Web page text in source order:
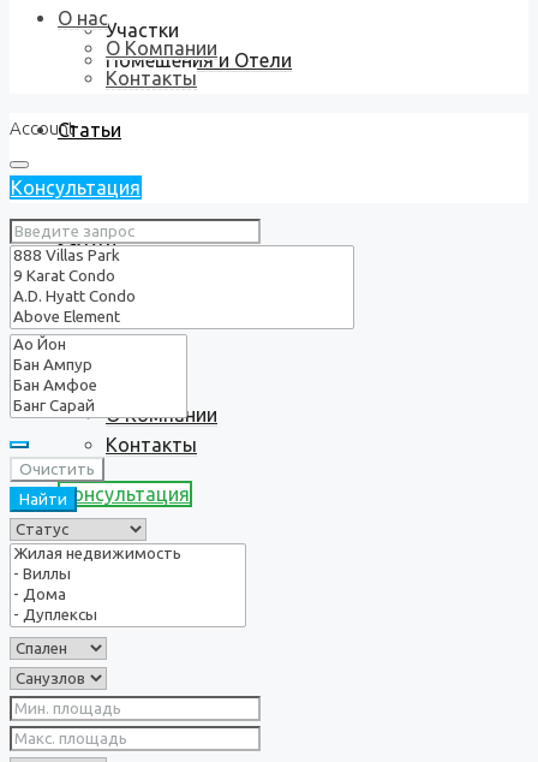
Участки
Помещения и Отели
Статьи
Услуги
О нас
О Компании
Контакты
Консультация
О нас
О Компании
Контакты
Account
Консультация
Очистить
Найти